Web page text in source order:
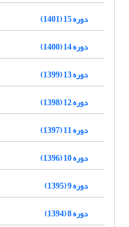
دوره 15 (1401)
دوره 14 (1400)
دوره 13 (1399)
دوره 12 (1398)
دوره 11 (1397)
دوره 10 (1396)
دوره 9 (1395)
دوره 8 (1394)